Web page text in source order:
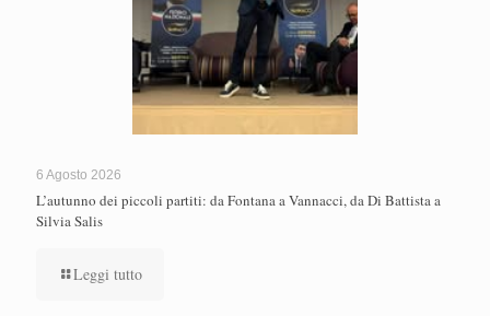
6 Agosto 2026
L’autunno dei piccoli partiti: da Fontana a Vannacci, da Di Battista a
Silvia Salis
Leggi tutto